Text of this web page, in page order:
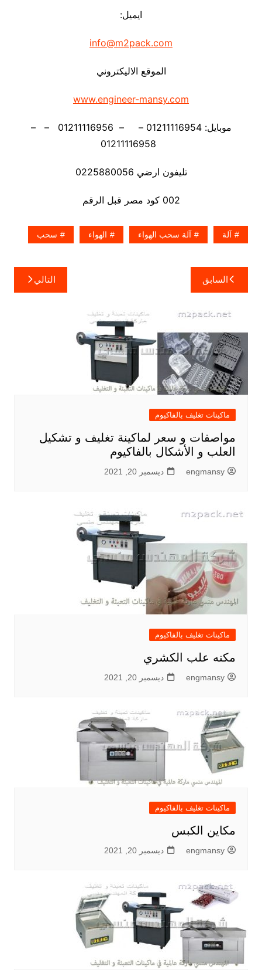
ايميل:
info@m2pack.com
الموقع الاليكتروني
www.engineer-mansy.com
موبايل: 01211116954 – – 01211116956 – –
تليفون ارضي 0225880056
002 كود مصر قبل الرقم
آلة آلة سحب الهواء الهواء سحب
تصفّح
المقالات
السابق التالي
ماكينات تغليف بالفاكيوم
مواصفات و سعر لماكينة تغليف و تشكيل
العلب و الأشكال بالفاكيوم
engmansy ديسمبر 20, 2021
ماكينات تغليف بالفاكيوم
مكنه علب الكشري
engmansy ديسمبر 20, 2021
ماكينات تغليف بالفاكيوم
مكاين الكبس
engmansy ديسمبر 20, 2021